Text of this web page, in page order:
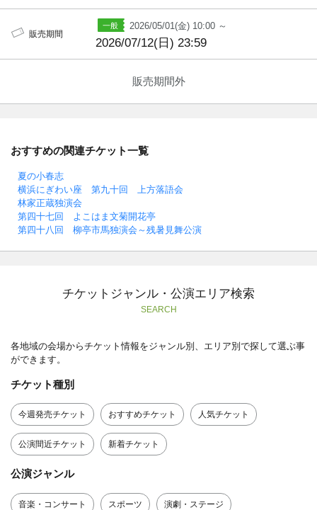
販売期間
2026/05/01(金) 10:00 ～
2026/07/12(日) 23:59
販売期間外
おすすめの関連チケット一覧
夏の小春志
横浜にぎわい座 第九十回 上方落語会
林家正蔵独演会
第四十七回 よこはま文菊開花亭
第四十八回 柳亭市馬独演会～残暑見舞公演
チケットジャンル・公演エリア検索
SEARCH
各地域の会場からチケット情報をジャンル別、エリア別で探して選ぶ事
ができます。
チケット種別
今週発売チケット おすすめチケット 人気チケット
公演間近チケット 新着チケット
公演ジャンル
音楽・コンサート スポーツ 演劇・ステージ